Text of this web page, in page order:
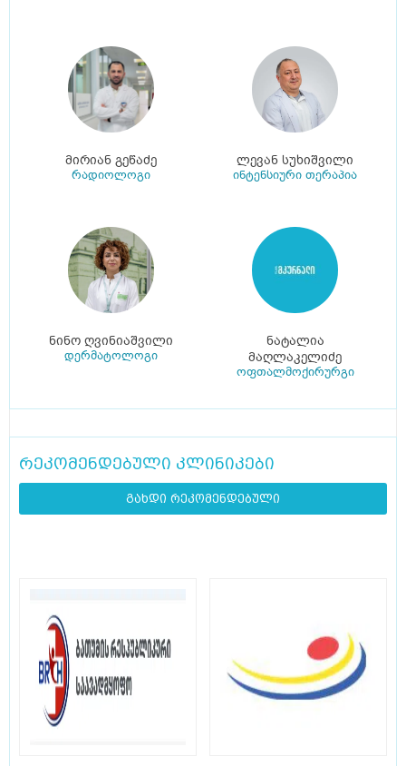
მირიან გეწაძე
რადიოლოგი
ლევან სუხიშვილი
ინტენსიური თერაპია
ნინო ღვინიაშვილი
დერმატოლოგი
ნატალია
მაღლაკელიძე
ოფთალმოქირურგი
რეკომენდებული კლინიკები
გახდი რეკომენდებული